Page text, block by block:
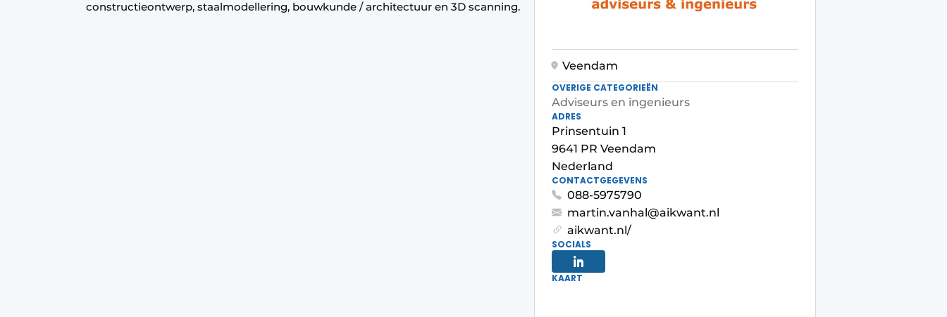
constructieontwerp, staalmodellering, bouwkunde / architectuur en 3D scanning.
Veendam
OVERIGE CATEGORIEËN
Adviseurs en ingenieurs
ADRES
Prinsentuin 1
9641 PR Veendam
Nederland
CONTACTGEGEVENS
088-5975790
martin.vanhal@aikwant.nl
aikwant.nl/
SOCIALS
KAART